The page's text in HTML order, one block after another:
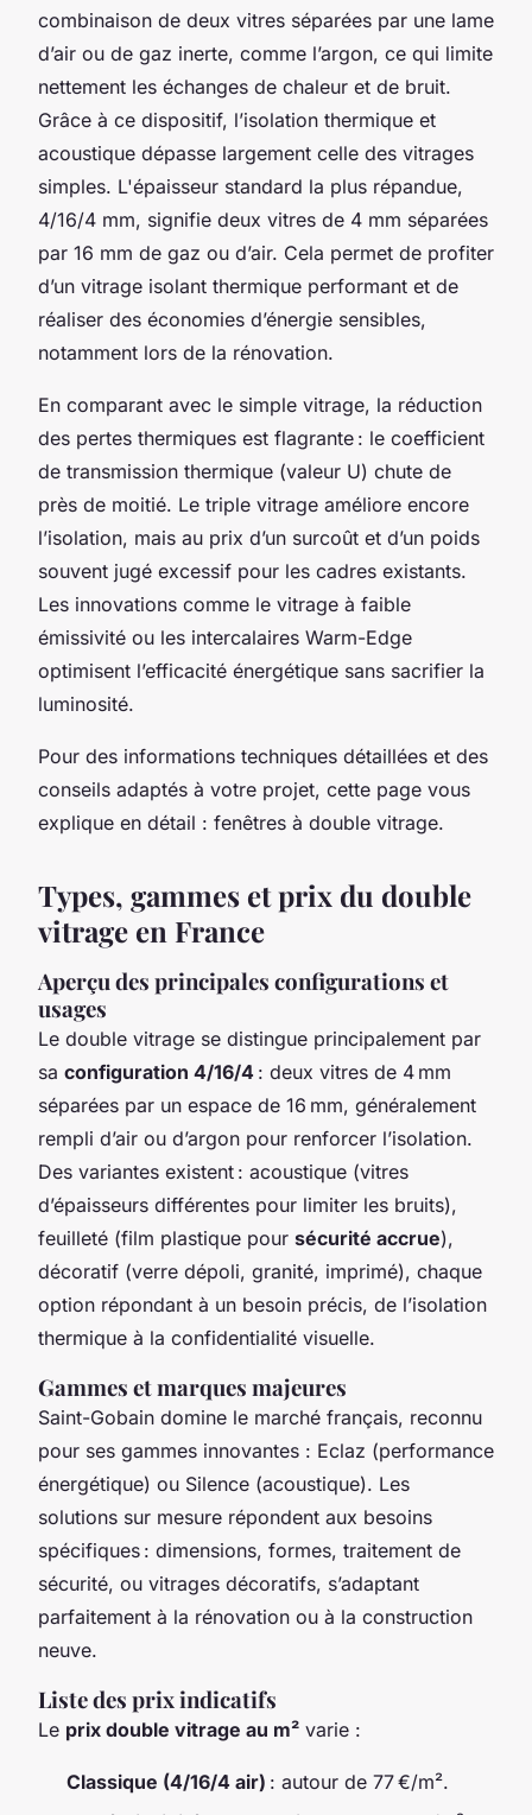
combinaison de deux vitres séparées par une lame
d’air ou de gaz inerte, comme l’argon, ce qui limite
nettement les échanges de chaleur et de bruit.
Grâce à ce dispositif, l’isolation thermique et
acoustique dépasse largement celle des vitrages
simples. L'épaisseur standard la plus répandue,
4/16/4 mm, signifie deux vitres de 4 mm séparées
par 16 mm de gaz ou d’air. Cela permet de profiter
d’un vitrage isolant thermique performant et de
réaliser des économies d’énergie sensibles,
notamment lors de la rénovation.
En comparant avec le simple vitrage, la réduction
des pertes thermiques est flagrante : le coefficient
de transmission thermique (valeur U) chute de
près de moitié. Le triple vitrage améliore encore
l’isolation, mais au prix d’un surcoût et d’un poids
souvent jugé excessif pour les cadres existants.
Les innovations comme le vitrage à faible
émissivité ou les intercalaires Warm-Edge
optimisent l’efficacité énergétique sans sacrifier la
luminosité.
Pour des informations techniques détaillées et des
conseils adaptés à votre projet, cette page vous
explique en détail : fenêtres à double vitrage.
Types, gammes et prix du double
vitrage en France
Aperçu des principales configurations et
usages
Le double vitrage se distingue principalement par
sa configuration 4/16/4 : deux vitres de 4 mm
séparées par un espace de 16 mm, généralement
rempli d’air ou d’argon pour renforcer l’isolation.
Des variantes existent : acoustique (vitres
d’épaisseurs différentes pour limiter les bruits),
feuilleté (film plastique pour sécurité accrue),
décoratif (verre dépoli, granité, imprimé), chaque
option répondant à un besoin précis, de l’isolation
thermique à la confidentialité visuelle.
Gammes et marques majeures
Saint-Gobain domine le marché français, reconnu
pour ses gammes innovantes : Eclaz (performance
énergétique) ou Silence (acoustique). Les
solutions sur mesure répondent aux besoins
spécifiques : dimensions, formes, traitement de
sécurité, ou vitrages décoratifs, s’adaptant
parfaitement à la rénovation ou à la construction
neuve.
Liste des prix indicatifs
Le prix double vitrage au m² varie :
Classique (4/16/4 air) : autour de 77 €/m².